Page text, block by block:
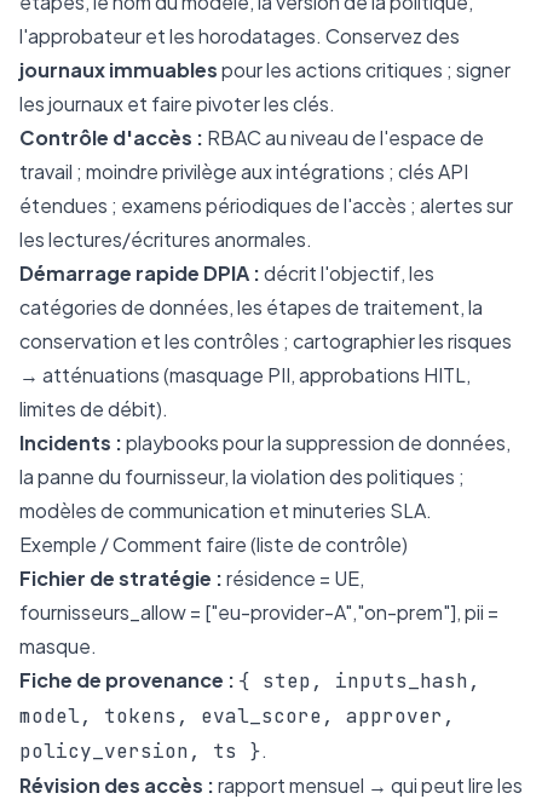
l'approbateur et les horodatages. Conservez des
journaux immuablespour les actions critiques ; signer
les journaux et faire pivoter les clés.
Contrôle d'accès : RBAC au niveau de l'espace de
travail ; moindre privilège aux intégrations ; clés API
étendues ; examens périodiques de l'accès ; alertes sur
les lectures/écritures anormales.
Démarrage rapide DPIA :décrit l'objectif, les
catégories de données, les étapes de traitement, la
conservation et les contrôles ; cartographier les risques
→ atténuations (masquage PII, approbations HITL,
limites de débit).
Incidents :playbooks pour la suppression de données,
la panne du fournisseur, la violation des politiques ;
modèles de communication et minuteries SLA.
Exemple / Comment faire (liste de contrôle)
Fichier de stratégie :résidence = UE,
fournisseurs_allow = ["eu-provider-A","on-prem"], pii =
masque.
Fiche de provenance : { step, inputs_hash,
model, tokens, eval_score, approver,
policy_version, ts }.
Révision des accès :rapport mensuel → qui peut lire les